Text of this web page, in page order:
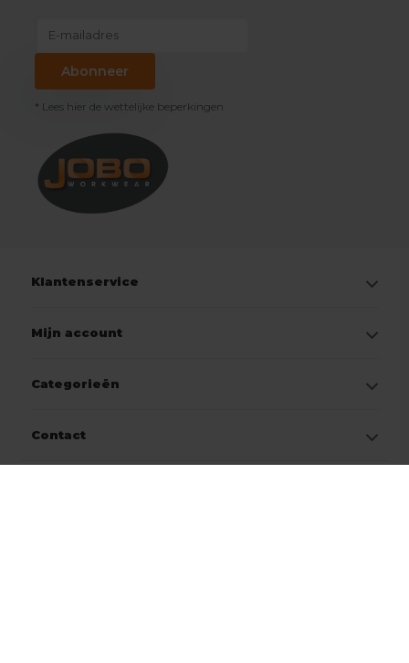
Abonneer
* Lees hier de wettelijke beperkingen
Klantenservice
Mijn account
Categorieën
Contact